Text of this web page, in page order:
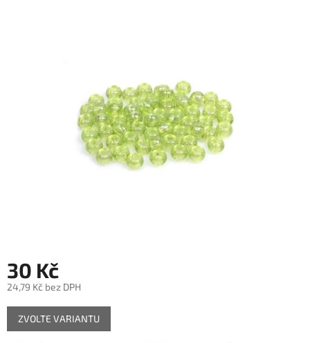
30 Kč
24,79 Kč bez DPH
Měrná
cena:
ZVOLTE VARIANTU